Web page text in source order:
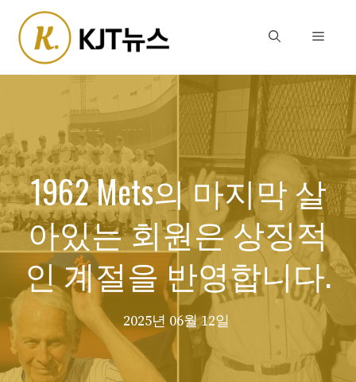
content
Menu
1962 Mets의 마지막 살
아있는 회원은 상징적
인 계절을 반영합니다.
2025년 06월 12일